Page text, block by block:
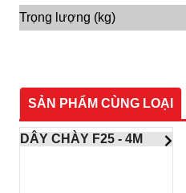
Trọng lượng (kg)
SẢN PHẨM CÙNG LOẠI
DÂY CHÀY F25 - 4M